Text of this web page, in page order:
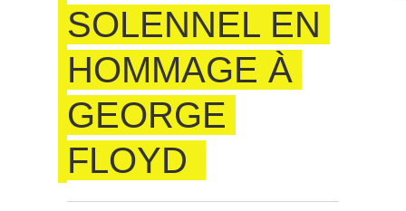
SOLENNEL EN
HOMMAGE À
GEORGE
FLOYD